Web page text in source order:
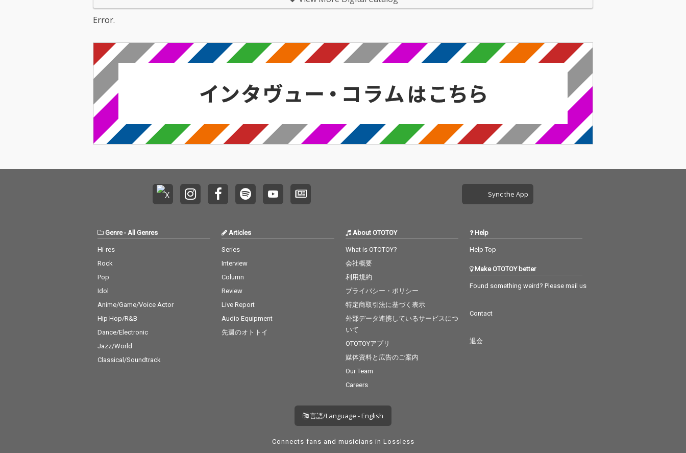
どの生き物、自然や環
Error.
Sync the App
Genre- All Genres
Hi-res
Rock
Pop
Idol
Anime/Game/Voice Actor
Hip Hop/R&B
Dance/Electronic
Jazz/World
Classical/Soundtrack
Articles
Series
Interview
Column
Review
Live Report
Audio Equipment
先週のオトトイ
About OTOTOY
What is OTOTOY?
会社概要
利用規約
プライバシー・ポリシー
特定商取引法に基づく表示
外部データ連携しているサービスにつ
いて
OTOTOYアプリ
媒体資料と広告のご案内
Our Team
Careers
Help
Help Top
Make OTOTOY better
Found something weird? Please mail us
Contact
退会
言語/Language - English
Connects fans and musicians in Lossless